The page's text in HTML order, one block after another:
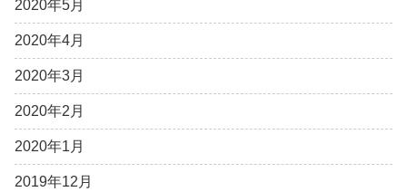
2020年5月
2020年4月
2020年3月
2020年2月
2020年1月
2019年12月